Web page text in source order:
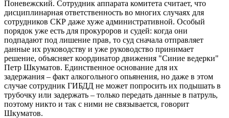
Поневежский. Сотрудник аппарата комитета считает, что
дисциплинарная ответственность во многих случаях для
сотрудников СКР даже хуже административной. Особый
порядок уже есть для прокуроров и судей: когда они
подпадают под лишение прав, то суд сначала отправляет
данные их руководству и уже руководство принимает
решение, объясняет координатор движения "Синие ведерки"
Петр Шкуматов. Единственное основание для их
задержания – факт алкогольного опьянения, но даже в этом
случае сотрудник ГИБДД не может попросить их подышать в
трубочку или задержать – только передать данные в патруль,
поэтому никто и так с ними не связывается, говорит
Шкуматов.